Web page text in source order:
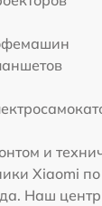
и
Xiaomi
Наш